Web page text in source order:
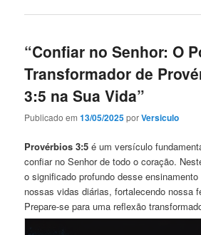
“Confiar no Senhor: O
Transformador de
3:5 na Sua Vida”
Publicado em13/05/2025porVersiculo
Provérbios 3:5 é um versículo
confiar no Senhor de todo o coração.
o significado profundo desse
nossas vidas diárias, fortalecendo nossa
Prepare-se para uma reflexão